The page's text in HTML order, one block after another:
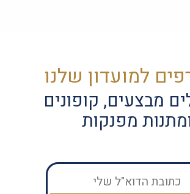
למועדון שלנו
מבצעים, קופונים
מפנקות